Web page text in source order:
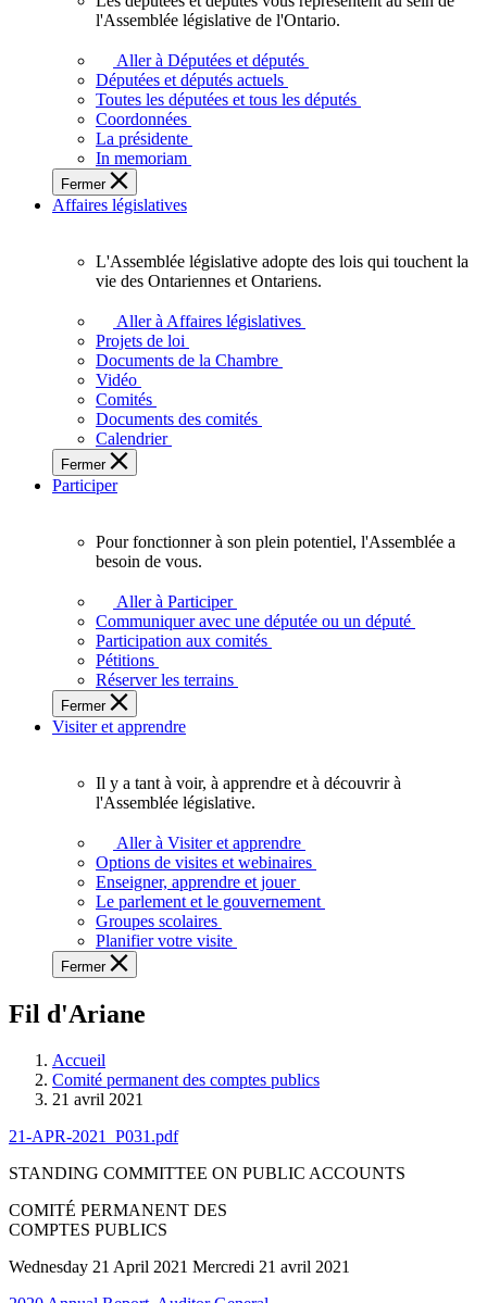
députés
vous
représentent
sein
de
l'Assemblée
législative
l'Ontario.
l'Assemblée législative de l'Ontario.
Aller à Députées et députés
Députées et députés actuels
Toutes les députées et tous les députés
Coordonnées
La présidente
In memoriam
Fermer
Affaires législatives
L'Assemblée
adopte
touchent
des
Ontariennes
et
L'Assemblée législative adopte des lois qui touchent la
vie des Ontariennes et Ontariens.
Aller à Affaires législatives
Projets de loi
Documents de la Chambre
Vidéo
Comités
Documents des comités
Calendrier
Fermer
Participer
plein
potentiel,
l'Assemblée
a
besoin
de
Pour fonctionner à son plein potentiel, l'Assemblée a
besoin de vous.
Aller à Participer
Communiquer avec une députée ou un député
Participation aux comités
Pétitions
Réserver les terrains
Fermer
Visiter et apprendre
voir,
apprendre
et
à
à
législative.
Il y a tant à voir, à apprendre et à découvrir à
l'Assemblée législative.
Aller à Visiter et apprendre
Options de visites et webinaires
Enseigner, apprendre et jouer
Le parlement et le gouvernement
Groupes scolaires
Planifier votre visite
Fermer
Fil d'Ariane
Accueil
Comité permanent des comptes publics
21 avril 2021
21-APR-2021_P031.pdf
STANDING COMMITTEE ON PUBLIC ACCOUNTS
COMITÉ PERMANENT DES
COMPTES PUBLICS
Wednesday 21 April 2021 Mercredi 21 avril 2021